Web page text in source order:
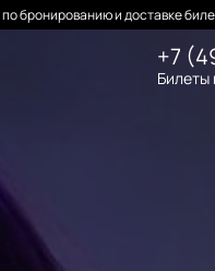
бронированию и доставке
+7
Билеты